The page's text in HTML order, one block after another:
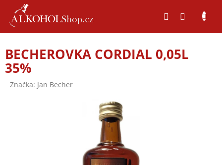
obsah
P
o
s
BECHEROVKA CORDIAL 0,05L
35%
Značka: Jan Becher